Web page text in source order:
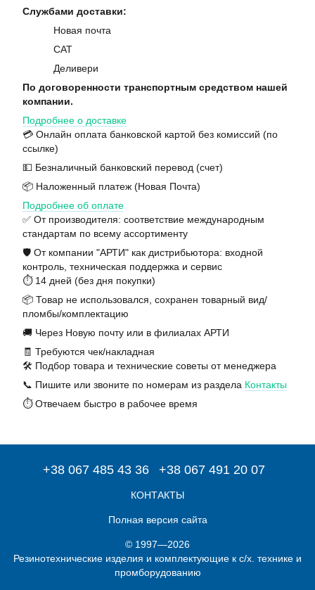
Службами доставки:
Новая почта
САТ
Деливери
По договоренности транспортным средством нашей
компании.
Подробнее о доставке
💳 Онлайн оплата банковской картой без комиссий (по
ссылке)
💵 Безналичный банковский перевод (счет)
📦 Наложенный платеж (Новая Почта)
Подробнее об оплате
✅ От производителя: соответствие международным
стандартам по всему ассортименту
🛡️ От компании "АРТИ" как дистрибьютора: входной
контроль, техническая поддержка и сервис
⏱️ 14 дней (без дня покупки)
📦 Товар не использовался, сохранен товарный вид/
пломбы/комплектацию
🚚 Через Новую почту или в филиалах АРТИ
🧾 Требуются чек/накладная
🛠️ Подбор товара и технические советы от менеджера
📞 Пишите или звоните по номерам из раздела Контакты
⏱️ Отвечаем быстро в рабочее время
+38 067 485 43 36 +38 067 491 20 07
КОНТАКТЫ
Полная версия сайта
© 1997—2026
Резинотехнические изделия и комплектующие к с/х. технике и
промборудованию